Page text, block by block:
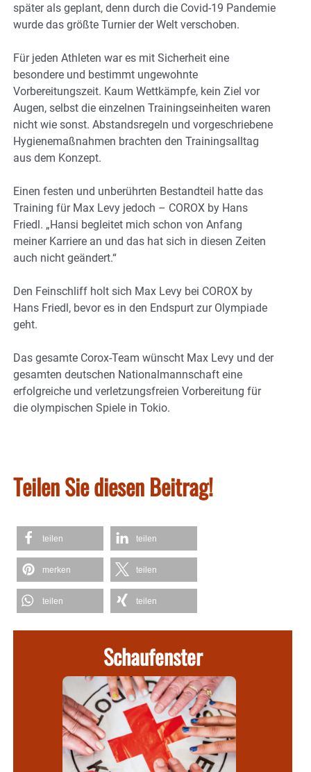
später als geplant, denn durch die Covid-19 Pandemie
wurde das größte Turnier der Welt verschoben.
Für jeden Athleten war es mit Sicherheit eine
besondere und bestimmt ungewohnte
Vorbereitungszeit. Kaum Wettkämpfe, kein Ziel vor
Augen, selbst die einzelnen Trainingseinheiten waren
nicht wie sonst. Abstandsregeln und vorgeschriebene
Hygienemaßnahmen brachten den Trainingsalltag
aus dem Konzept.
Einen festen und unberührten Bestandteil hatte das
Training für Max Levy jedoch – COROX by Hans
Friedl. „Hansi begleitet mich schon von Anfang
meiner Karriere an und das hat sich in diesen Zeiten
auch nicht geändert.“
Den Feinschliff holt sich Max Levy bei COROX by
Hans Friedl, bevor es in den Endspurt zur Olympiade
geht.
Das gesamte Corox-Team wünscht Max Levy und der
gesamten deutschen Nationalmannschaft eine
erfolgreiche und verletzungsfreien Vorbereitung für
die olympischen Spiele in Tokio.
Teilen Sie diesen Beitrag!
teilen teilen
merken teilen
teilen teilen
Schaufenster